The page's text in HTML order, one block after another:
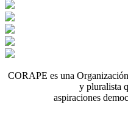
CORAPE es una
y pluralista
aspiraciones